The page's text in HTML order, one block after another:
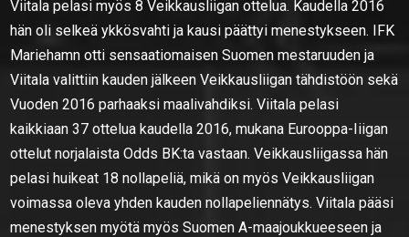
Viitala pelasi myös 8 Veikkausliigan ottelua. Kaudella 2016
hän oli selkeä ykkösvahti ja kausi päättyi menestykseen. IFK
Mariehamn otti sensaatiomaisen Suomen mestaruuden ja
Viitala valittiin kauden jälkeen Veikkausliigan tähdistöön sekä
Vuoden 2016 parhaaksi maalivahdiksi. Viitala pelasi
kaikkiaan 37 ottelua kaudella 2016, mukana Eurooppa-Iiigan
ottelut norjalaista Odds BK:ta vastaan. Veikkausliigassa hän
pelasi huikeat 18 nollapeliä, mikä on myös Veikkausliigan
voimassa oleva yhden kauden nollapeliennätys. Viitala pääsi
menestyksen myötä myös Suomen A-maajoukkueeseen ja